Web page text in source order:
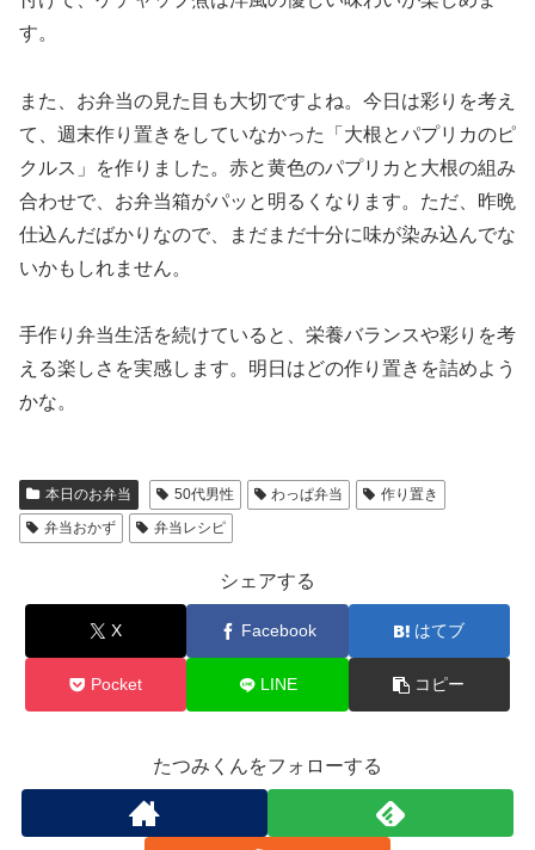
す。
また、お弁当の見た目も大切ですよね。今日は彩りを考え
て、週末作り置きをしていなかった「大根とパプリカのピ
クルス」を作りました。赤と黄色のパプリカと大根の組み
合わせで、お弁当箱がパッと明るくなります。ただ、昨晩
仕込んだばかりなので、まだまだ十分に味が染み込んでな
いかもしれません。
手作り弁当生活を続けていると、栄養バランスや彩りを考
える楽しさを実感します。明日はどの作り置きを詰めよう
かな。
本日のお弁当 50代男性 わっぱ弁当
作り置き
弁当おかず
弁当レシピ
シェアする
X Facebook はてブ
Pocket LINE コピー
たつみくんをフォローする